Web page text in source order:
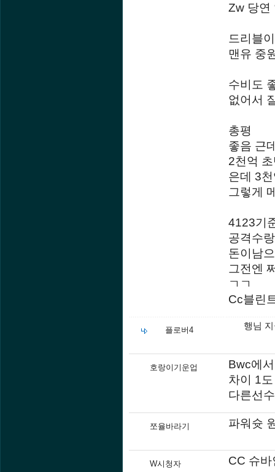
Zw 당연
드리블
맨유 중
수비도
없어서
총평
좋음 근
2천억
은데 3
그렇게
4123기
공격수
돈이남
그전엔
ㄱㄱ
Cc블린
플로버4 행님
호랑이기운업
Bwc에
차이 1
다른선
쪼율바라기 파워슛
W시청자 CC 슈